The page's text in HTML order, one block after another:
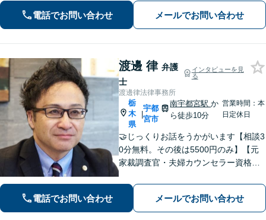
費、婚姻費用、複雑な案件にも対応」
「相続：遺産分割協議、遺留分侵害請
求、相続放棄などあらゆる問題に対
応」
電話でお問い合わせ メールでお問い合わせ
渡邊 律 弁護
士
インタビューを見
る
渡邊律法律事務所
栃
木
県
|
宇都
宮市
南宇都宮駅か
ら徒歩10分
営業時間：本
日定休日
🤝じっくりお話をうかがいます【相談3
0分無料。その後は5500円のみ】【元
家裁調査官・夫婦カウンセラー資格あ
かがいます。一人ではどうにもできな
い、不安やお悩みは、是非、私にゆっ
くりお話しください
電話でお問い合わせ メールでお問い合わせ